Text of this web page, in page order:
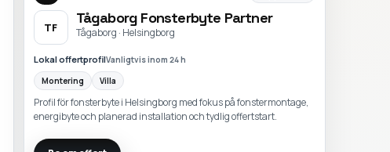
TF
Tågaborg Fonsterbyte Partner
Tågaborg · Helsingborg
Lokal offertprofilVanligtvis inom 24 h
Montering
Villa
Profil för fonsterbyte i Helsingborg med fokus på fonstermontage,
energibyte och planerad installation och tydlig offertstart.